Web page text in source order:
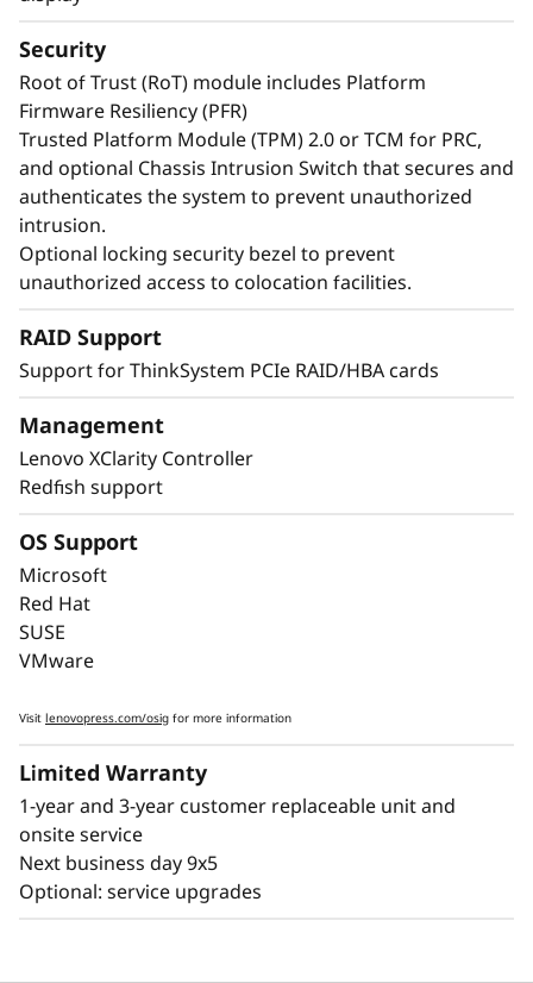
подключением вооружают вашу организацию
исключительную производительность и
ценность, необходимые для рабочих нагрузок
корпоративного класса.
*По сравнению с ThinkSystem SR850 V3
Максимальное время
превращаются в часы. Для выполнения
требуется время безотказной работы
корпоративного уровня. ThinkSystem SR850 V4
обладает такими функциями, как
упреждающий анализ неисправностей и
обнаружение ошибок, которые позволяют
избежать простоев, а также диагностикой
Security
Root of Trust (RoT) module includes Platform
Firmware Resiliency (PFR)
Trusted Platform Module (TPM) 2.0 or TCM for PRC,
and optional Chassis Intrusion Switch that secures and
authenticates the system to prevent unauthorized
intrusion.
Optional locking security bezel to prevent
unauthorized access to colocation facilities.
RAID Support
Support for ThinkSystem PCIe RAID/HBA cards
Management
Lenovo XClarity Controller
Redfish support
OS Support
Microsoft
Red Hat
SUSE
VMware
Visit lenovopress.com/osig for more information
Limited Warranty
1-year and 3-year customer replaceable unit and
onsite service
Next business day 9x5
Optional: service upgrades